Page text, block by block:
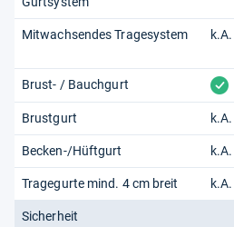
vonSonja Leibinger
„Gegen spießige
Darth Vader abseits
Sicherheitsfarben?
Aber für mich muss
Mitwachsendes Tragesystem k.A.
Brust- / Bauchgurt vorhanden
Brustgurt k.A.
Becken-/Hüftgurt k.A.
Tragegurte mind. 4 cm breit k.A.
Sicherheit